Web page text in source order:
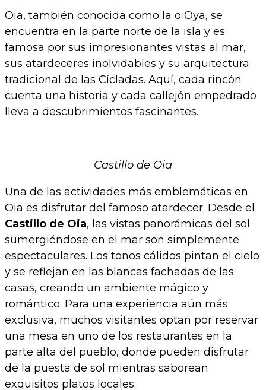
Oia, también conocida como Ia o Oya, se
encuentra en la parte norte de la isla y es
famosa por sus impresionantes vistas al mar,
sus atardeceres inolvidables y su arquitectura
tradicional de las Cícladas. Aquí, cada rincón
cuenta una historia y cada callejón empedrado
lleva a descubrimientos fascinantes.
Castillo de Oia
Una de las actividades más emblemáticas en
Oia es disfrutar del famoso atardecer. Desde el
Castillo de Oia, las vistas panorámicas del sol
sumergiéndose en el mar son simplemente
espectaculares. Los tonos cálidos pintan el cielo
y se reflejan en las blancas fachadas de las
casas, creando un ambiente mágico y
romántico. Para una experiencia aún más
exclusiva, muchos visitantes optan por reservar
una mesa en uno de los restaurantes en la
parte alta del pueblo, donde pueden disfrutar
de la puesta de sol mientras saborean
exquisitos platos locales.